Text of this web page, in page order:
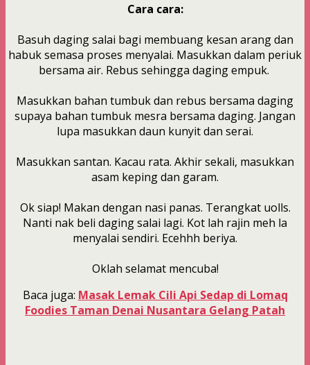
Cara cara:
Basuh daging salai bagi membuang kesan arang dan
habuk semasa proses menyalai. Masukkan dalam periuk
bersama air. Rebus sehingga daging empuk.
Masukkan bahan tumbuk dan rebus bersama daging
supaya bahan tumbuk mesra bersama daging. Jangan
lupa masukkan daun kunyit dan serai.
Masukkan santan. Kacau rata. Akhir sekali, masukkan
asam keping dan garam.
Ok siap! Makan dengan nasi panas. Terangkat uolls.
Nanti nak beli daging salai lagi. Kot lah rajin meh la
menyalai sendiri. Ecehhh beriya.
Oklah selamat mencuba!
Baca juga: Masak Lemak Cili Api Sedap di Lomaq
Foodies Taman Denai Nusantara Gelang Patah